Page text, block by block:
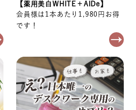
【薬用美白WHITE＋AIDe】
会員様は1本あたり1,980円お得
です！